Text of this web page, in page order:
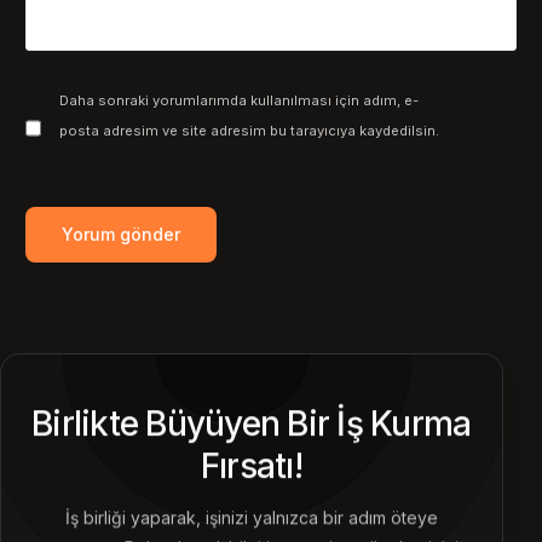
Daha sonraki yorumlarımda kullanılması için adım, e-
posta adresim ve site adresim bu tarayıcıya kaydedilsin.
Birlikte Büyüyen Bir İş Kurma
Fırsatı!
İş birliği yaparak, işinizi yalnızca bir adım öteye